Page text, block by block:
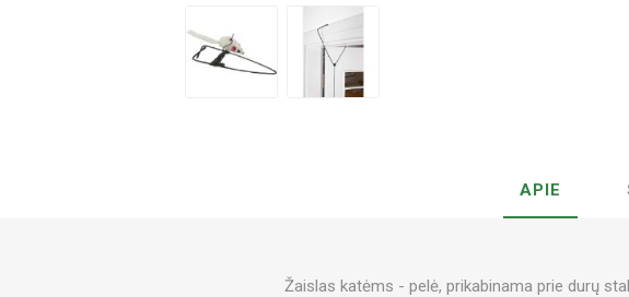
APIE
Žaislas katėms - pelė, prikabinama prie durų